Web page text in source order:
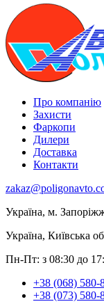
Про компанію
Захисти
Фаркопи
Дилери
Доставка
Контакти
Україна, м.
Україна, Київська
Пн-Пт: з 08:30 до
+38 (068) 580-
+38 (073) 580-